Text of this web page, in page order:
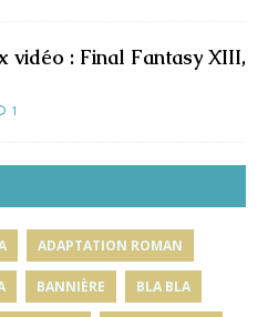
vidéo : Final Fantasy XIII,
1
ADAPTATION ROMAN
BANNIÈRE BLA BLA